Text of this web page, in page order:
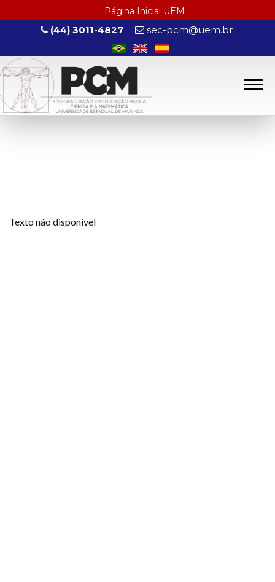
Página Inicial UEM
(44) 3011-4827 sec-pcm@uem.br
Texto não disponível